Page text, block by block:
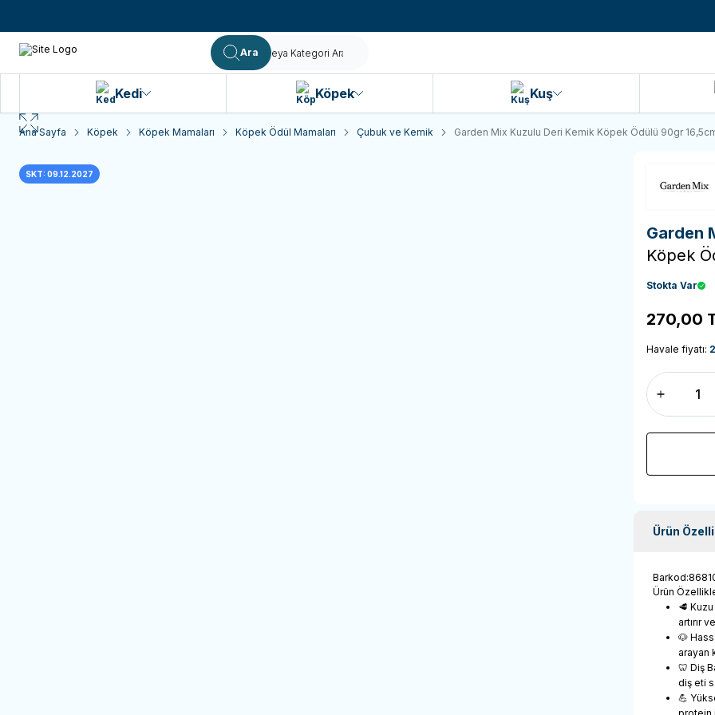
Ara
Kedi Köpek Kuş
Ana Sayfa Köpek Köpek Mamaları Köpek Ödül Mamaları Çubuk ve Kemik Garden Mix Kuzulu Deri Kemik Köpek Ödülü 90gr
SKT: 09.12.2027
Köpek
Stokta Var
270,00
Havale fiyatı:
Ürün
Barkod:
Ürün
🥩
artırır
🐶
arayan
🦷 Diş
diş eti
💪